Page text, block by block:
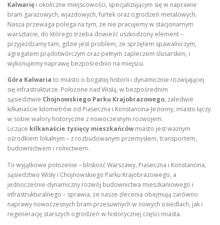
Kalwarię i okoliczne miejscowości, specjalizującym się w naprawie
bram garażowych, wjazdowych, furtek oraz ogrodzeń metalowych.
Nasza przewaga polega na tym, że nie pracujemy w stacjonarnym
warsztacie, do którego trzeba dowieźć uszkodzony element –
przyjeżdżamy tam, gdzie jest problem, ze sprzętem spawalniczym,
agregatem prądotwórczym oraz pełnym zapleczem ślusarskim, i
wykonujemy naprawę bezpośrednio na miejscu.
Góra Kalwaria to miasto o bogatej historii i dynamicznie rozwijającej
się infrastrukturze. Położone nad Wisłą, w bezpośrednim
sąsiedztwie Chojnowskiego Parku Krajobrazowego, zaledwie
kilkanaście kilometrów od Piaseczna i Konstancina-Jeziorny, miasto łączy
w sobie walory historyczne z nowoczesnym rozwojem.
Liczące kilkanaście tysięcy mieszkańcówmiasto jest ważnym
ośrodkiem lokalnym – z rozbudowanym przemysłem, transportem,
budownictwem i rolnictwem.
To wyjątkowe położenie – bliskość Warszawy, Piaseczna i Konstancina,
sąsiedztwo Wisły i Chojnowskiego Parku Krajobrazowego, a
jednocześnie dynamiczny rozwój budownictwa mieszkaniowego i
infrastrukturalnego – sprawia, że nasze zlecenia obejmują zarówno
naprawy nowoczesnych bram przesuwnych w nowych osiedlach, jak i
regenerację starszych ogrodzeń w historycznej części miasta.